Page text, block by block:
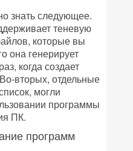
знать следующее.
теневую
которые вы
она генерирует
когда создает
вторых, отдельные
могли
программы
ПК.
программ